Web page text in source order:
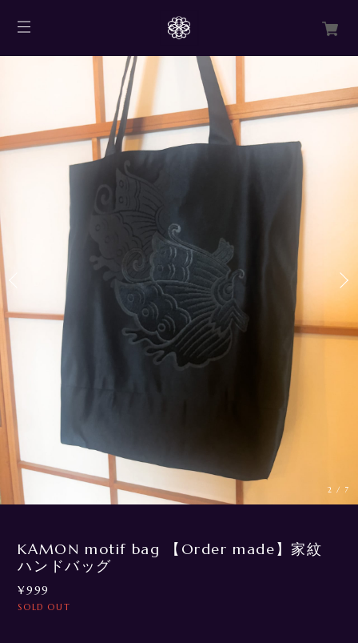
3 / 7
KAMON motif bag 【Order made】家紋
ハンドバッグ
¥999
SOLD OUT